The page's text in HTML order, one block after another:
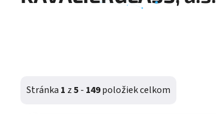
Stránka 1 z5- 149položiek celkom